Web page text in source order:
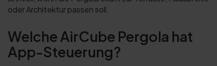
oder Architektur passen soll.
Welche AirCube Pergola hat
App-Steuerung?